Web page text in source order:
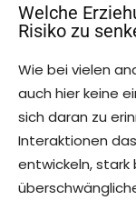
Welche
Risiko zu
Wie bei vielen
auch hier keine
sich daran zu
Interaktionen das
entwickeln, stark